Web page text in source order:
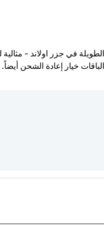
في جزر اولاند -
خيار إعادة الشحن أيضاً.